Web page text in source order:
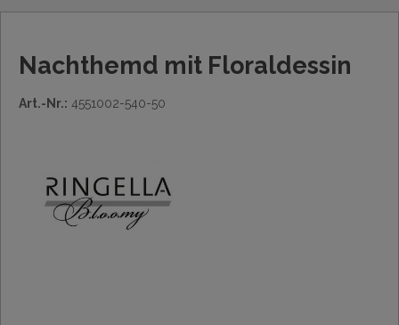
Nachthemd mit Floraldessin
Art.-Nr.: 4551002-540-50